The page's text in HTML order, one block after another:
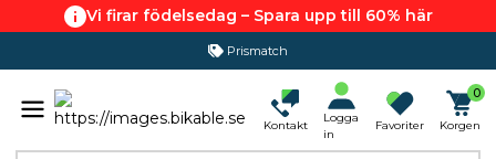
Vi firar födelsedag – Spara upp till 60% här
Prismatch
Kontakt
Logga
in
Favoriter
0
Korgen